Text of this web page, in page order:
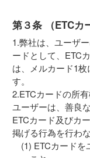
第３条 （ETCカ
1.弊社は、ユーザ
ードとして、ETC
は、メルカード1
す。
2.ETCカードの所
ユーザーは、善良
ETCカード及びカ
掲げる行為を行わ
ETCカードを